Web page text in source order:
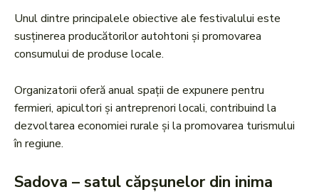
Unul dintre principalele obiective ale festivalului este
susținerea producătorilor autohtoni și promovarea
consumului de produse locale.
Organizatorii oferă anual spații de expunere pentru
fermieri, apicultori și antreprenori locali, contribuind la
dezvoltarea economiei rurale și la promovarea turismului
în regiune.
Sadova – satul căpșunelor din inima